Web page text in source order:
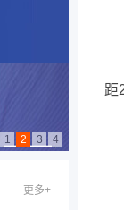
1 2 3 4
更多+
距